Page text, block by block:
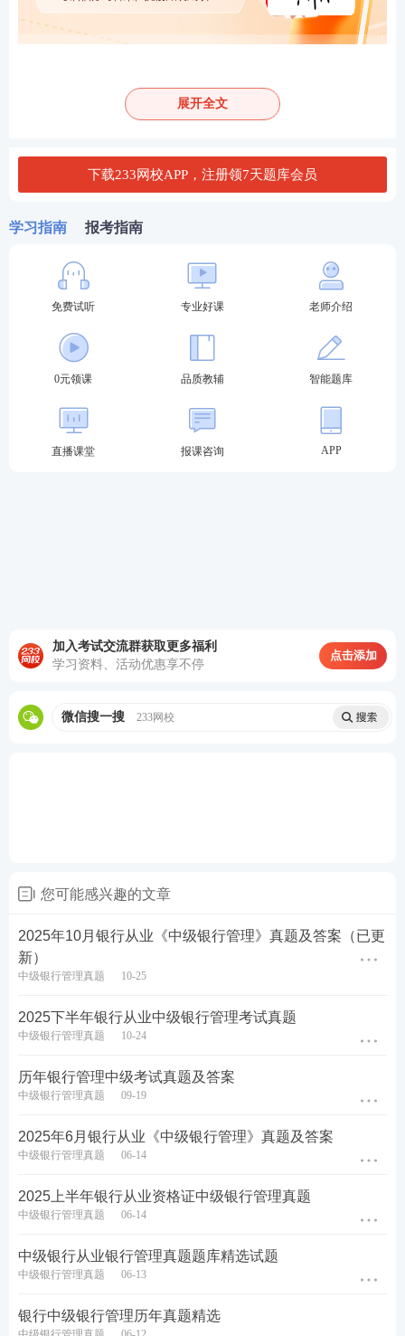
案（考前冲刺狂刷）
理高频考点、熟悉命题逻辑，还能模拟训练提升答题
能力，把握考试方向，高效备考，在考场上更从容应
对，提高通过率。更有考生反馈，部分考过的高频考
银行从业资格考试历年真题及答案
法律法规 真题在线刷>> 中级法律法规 真题在线刷>>
个人理财 真题在线刷>>
银行管理 真题在线刷>> 中级 真题在线刷>>
个人贷款 真题在线刷>> 中级 真题在线刷>>
风险管理 真题在线刷>> 中级 真题在线刷>>
备考刷题：233网校APP可免费刷银行从业章节习题、
关，通过刷题，加深巩固，掌握要点，查漏补缺，稳
展开全文
下载233网校APP，注册领7天题库会员
学习指南 报考指南
免费试听 专业好课 老师介绍
0元领课 品质教辅 智能题库
直播课堂 报课咨询 APP
加入考试交流群获取更多福利
学习资料、活动优惠享不停
点击添加
微信搜一搜 233网校
您可能感兴趣的文章
2025年10月银行从业《中级银行管理》真题及答案（已更
新）
中级银行管理真题 10-25
2025下半年银行从业中级银行管理考试真题
中级银行管理真题 10-24
历年银行管理中级考试真题及答案
中级银行管理真题 09-19
2025年6月银行从业《中级银行管理》真题及答案
中级银行管理真题 06-14
2025上半年银行从业资格证中级银行管理真题
中级银行管理真题 06-14
中级银行从业银行管理真题题库精选试题
中级银行管理真题 06-13
银行中级银行管理历年真题精选